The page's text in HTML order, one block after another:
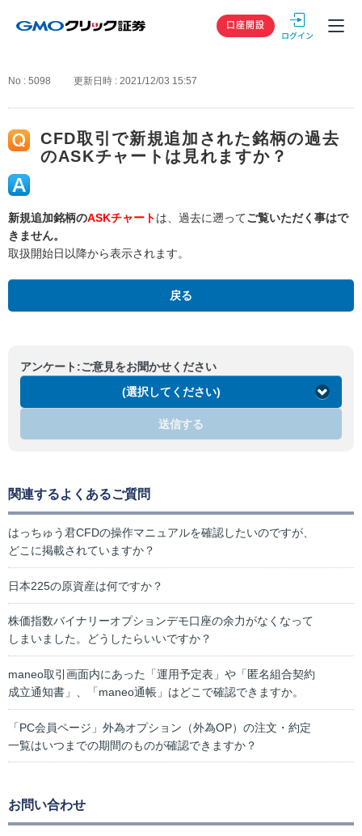
GMOクリック
口座開設
No : 5098 更新日時 : 2021/12/03 15:57
CFD取引で新規追加された銘柄の過去
のASKチャートは見れますか？
新規追加銘柄のASKチャートは、過去に遡ってご覧いただく事はで
きません。
取扱開始日以降から表示されます。
戻る
アンケート:ご意見をお聞かせください
(選択してください)
送信する
関連するよくあるご質問
はっちゅう君CFDの操作マニュアルを確認したいのですが、
どこに掲載されていますか？
日本225の原資産は何ですか？
株価指数バイナリーオプションデモ口座の余力がなくなって
しまいました。どうしたらいいですか？
maneo取引画面内にあった「運用予定表」や「匿名組合契約
成立通知書」、「maneo通帳」はどこで確認できますか。
「PC会員ページ」外為オプション（外為OP）の注文・約定
一覧はいつまでの期間のものが確認できますか？
お問い合わせ